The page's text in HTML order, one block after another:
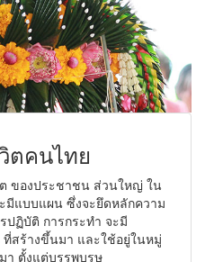
ตคนไทย
ของประชาชน ส่วนใหญ่ ใน
มีแบบแผน ซึ่งจะยึดหลักความ
ปฏิบัติ การกระทำ จะมี
สร้างขึ้นมา และใช้อยู่ในหมู่
า ตั้งแต่บรรพบุรุษ